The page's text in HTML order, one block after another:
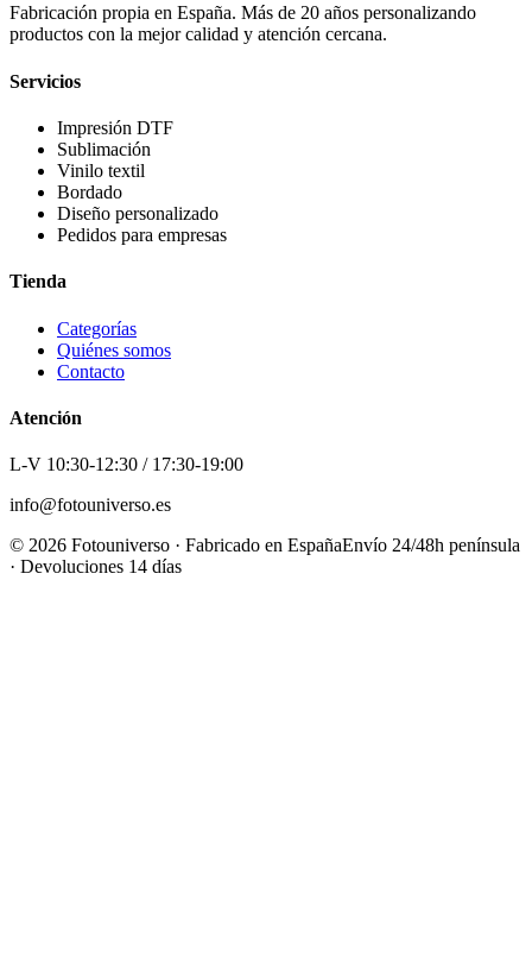
Fabricación propia en España. Más de 20 años personalizando
productos con la mejor calidad y atención cercana.
Servicios
Impresión DTF
Sublimación
Vinilo textil
Bordado
Diseño personalizado
Pedidos para empresas
Tienda
Categorías
Quiénes somos
Contacto
Atención
L-V 10:30-12:30 / 17:30-19:00
info@fotouniverso.es
© 2026 Fotouniverso · Fabricado en EspañaEnvío 24/48h península
· Devoluciones 14 días